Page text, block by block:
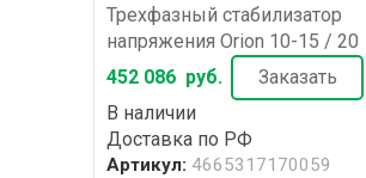
Трехфазный стабилизатор
напряжения Orion 10-15 / 20
452 086 руб.
Заказать
В наличии
Доставка по РФ
Артикул: 4665317170059